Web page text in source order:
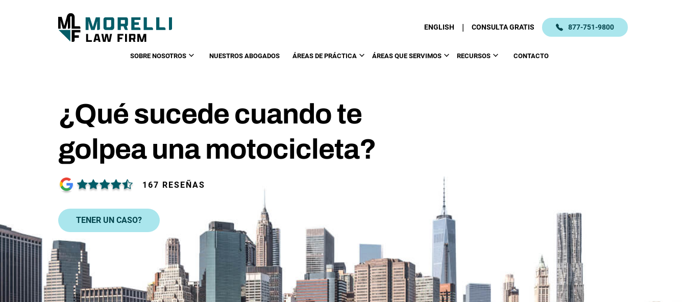
ENGLISH | CONSULTA GRATIS 877-751-9800
SOBRE NOSOTROS NUESTROS ABOGADOS ÁREAS DE PRÁCTICA ÁREAS QUE SERVIMOS RECURSOS CONTACTO
¿Qué sucede cuando te
golpea una motocicleta?
167 RESEÑAS
TENER UN CASO?